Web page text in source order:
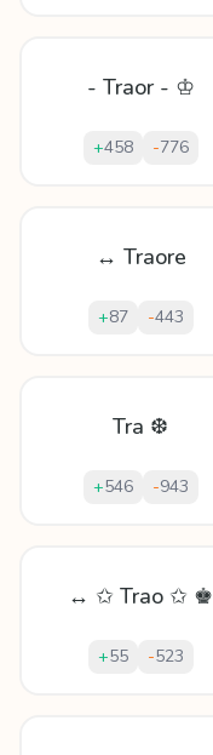
- Traor - ♔
+458 -776
↔ Traore
+87 -443
Tra ❆
+546 -943
↔ ✩ Trao ✩ ♚
+55 -523